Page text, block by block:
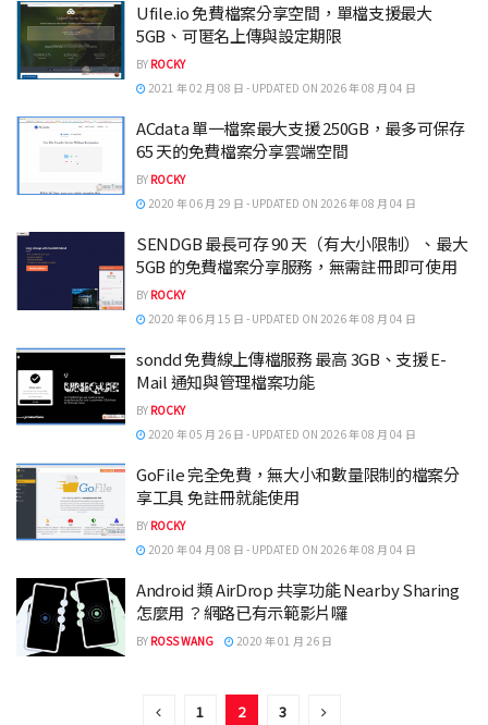
Ufile.io 免費檔案分享空間，單檔支援最大
5GB、可匿名上傳與設定期限
BY ROCKY
2021 年 02 月 08 日 - UPDATED ON 2026 年 08 月 04 日
ACdata 單一檔案最大支援 250GB，最多可保存
65 天的免費檔案分享雲端空間
BY ROCKY
2020 年 06 月 29 日 - UPDATED ON 2026 年 08 月 04 日
SENDGB 最長可存 90 天（有大小限制）、最大
5GB 的免費檔案分享服務，無需註冊即可使用
BY ROCKY
2020 年 06 月 15 日 - UPDATED ON 2026 年 08 月 04 日
sondd 免費線上傳檔服務 最高 3GB、支援 E-
Mail 通知與管理檔案功能
BY ROCKY
2020 年 05 月 26 日 - UPDATED ON 2026 年 08 月 04 日
GoFile 完全免費，無大小和數量限制的檔案分
享工具 免註冊就能使用
BY ROCKY
2020 年 04 月 08 日 - UPDATED ON 2026 年 08 月 04 日
Android 類 AirDrop 共享功能 Nearby Sharing
怎麼用 ？網路已有示範影片囉
BY ROSS WANG 2020 年 01 月 26 日
1 2 3